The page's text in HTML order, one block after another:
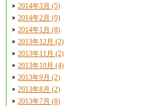
2014年3月 (5)
2014年2月 (9)
2014年1月 (8)
2013年12月 (2)
2013年11月 (2)
2013年10月 (4)
2013年9月 (2)
2013年8月 (2)
2013年7月 (8)